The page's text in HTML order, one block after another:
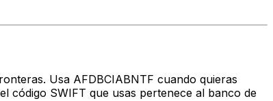
Usa AFDBCIABNTF cuando quieras
código SWIFT que usas pertenece al banco de